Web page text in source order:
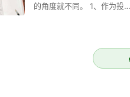
的角度就不同。 1、作为投…